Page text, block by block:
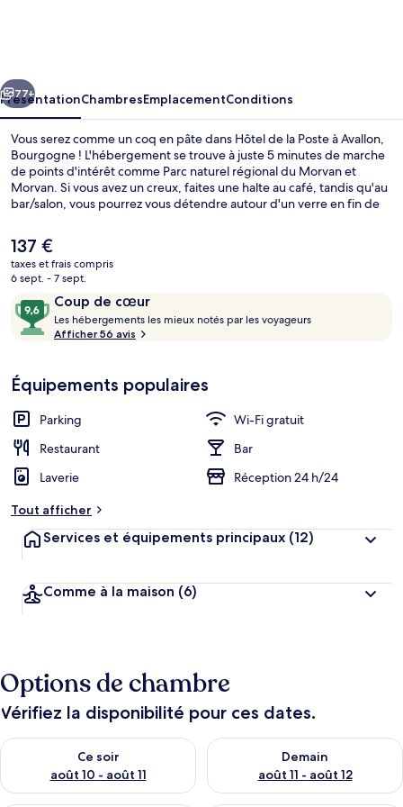
à
Avallon,
Bourgogne
Suivant
77+
PrésentationChambresEmplacementConditions
Vous serez comme un coq en pâte dans Hôtel de la Poste à Avallon,
Bourgogne ! L'hébergement se trouve à juste 5 minutes de marche
de points d'intérêt comme Parc naturel régional du Morvan et
Morvan. Si vous avez un creux, faites une halte au café, tandis qu'au
bar/salon, vous pourrez vous détendre autour d'un verre en fin de
Saint-Lazare se trouvent par ailleurs à moins de 10 minutes à pied.
Le
prix
actuel
de
137 €.
137 €
taxes et frais compris
6 sept. - 7 sept.
Avis
voyageurs
Coup de cœur
9,6
sur
10,
cœur
Les hébergements les mieux notés par les voyageurs
e
n
x
n
o
Afficher 56 avis
Équipements populaires
Parking
Wi-Fi gratuit
Restaurant
Bar
Laverie
Réception 24 h/24
Tout afficher
Services et équipements principaux (12)
Comme à la maison (6)
Options de chambre
Vérifiez la disponibilité pour ces dates.
Ce soir
août 10 - août 11
Vérifier la disponibilité pour ce soir août 10 - août 11
Demain
août 11 - août 12
Vérifier la disponibilité pour